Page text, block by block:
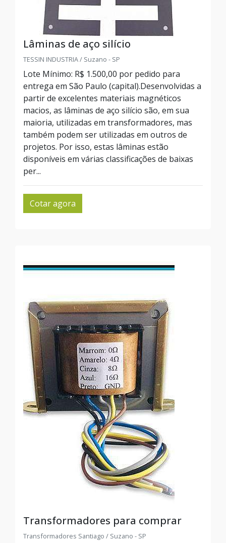
Lâminas de aço silício
TESSIN INDUSTRIA / Suzano - SP
Lote Mínimo: R$ 1.500,00 por pedido para
entrega em São Paulo (capital).Desenvolvidas a
partir de excelentes materiais magnéticos
macios, as lâminas de aço silício são, em sua
maioria, utilizadas em transformadores, mas
também podem ser utilizadas em outros de
projetos. Por isso, estas lâminas estão
disponíveis em várias classificações de baixas
per...
Cotar agora
Transformadores para comprar
Transformadores Santiago / Suzano - SP